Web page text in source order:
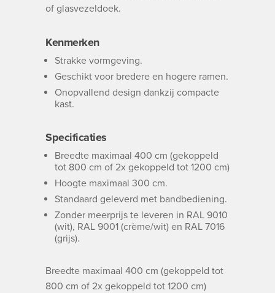
of glasvezeldoek.
Kenmerken
Strakke vormgeving.
Geschikt voor bredere en hogere ramen.
Onopvallend design dankzij compacte
kast.
Specificaties
Breedte maximaal 400 cm (gekoppeld
tot 800 cm of 2x gekoppeld tot 1200 cm)
Hoogte maximaal 300 cm.
Standaard geleverd met bandbediening.
Zonder meerprijs te leveren in RAL 9010
(wit), RAL 9001 (crème/wit) en RAL 7016
(grijs).
Breedte maximaal 400 cm (gekoppeld tot
800 cm of 2x gekoppeld tot 1200 cm)